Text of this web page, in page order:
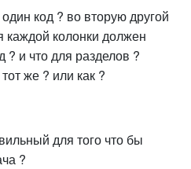
код ? во вторую другой
каждой колонки должен
и что для разделов ?
же ? или как ?
для того что бы
?